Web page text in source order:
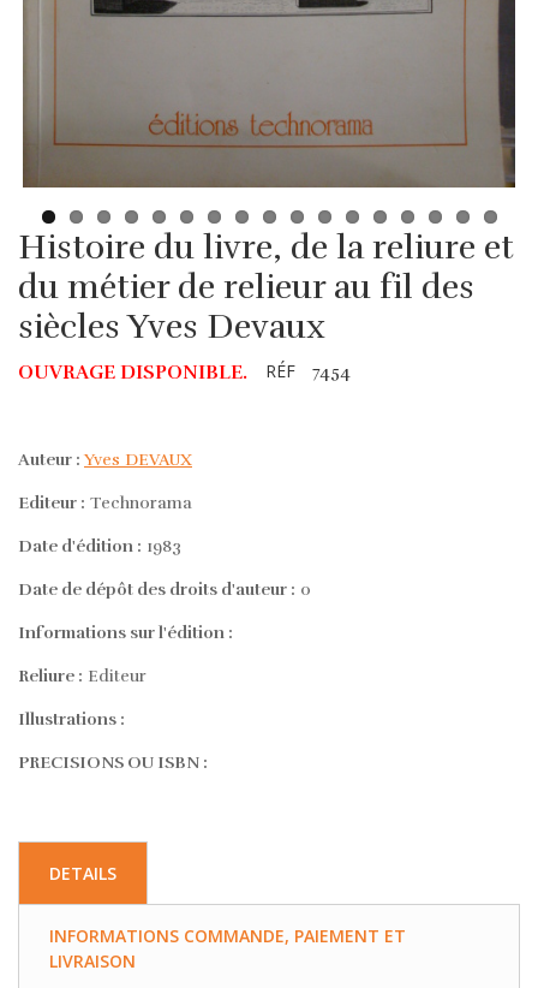
Histoire du livre, de la reliure et
du métier de relieur au fil des
siècles Yves Devaux
OUVRAGE DISPONIBLE. RÉF 7454
Auteur : Yves DEVAUX
Editeur : Technorama
Date d'édition : 1983
Date de dépôt des droits d'auteur : 0
Informations sur l'édition :
Reliure : Editeur
Illustrations :
PRECISIONS OU ISBN :
DETAILS
INFORMATIONS COMMANDE, PAIEMENT ET
LIVRAISON